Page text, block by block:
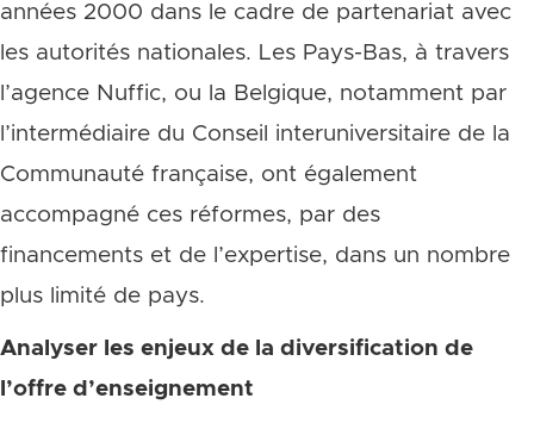
années 2000 dans le cadre de partenariat avec
les autorités nationales. Les Pays-Bas, à travers
l’agence Nuffic, ou la Belgique, notamment par
l’intermédiaire du Conseil interuniversitaire de la
Communauté française, ont également
accompagné ces réformes, par des
financements et de l’expertise, dans un nombre
plus limité de pays.
Analyser les enjeux de la diversification de
l’offre d’enseignement